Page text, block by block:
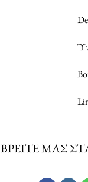
ΒΡΕΙΤΕ ΜΑΣ